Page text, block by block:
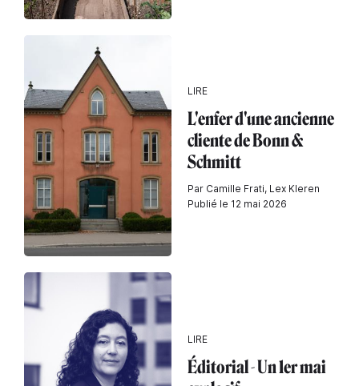
LIRE
L'enfer d'une ancienne
cliente de Bonn &
Schmitt
Par Camille Frati, Lex Kleren
Publié le 12 mai 2026
LIRE
Éditorial - Un 1er mai